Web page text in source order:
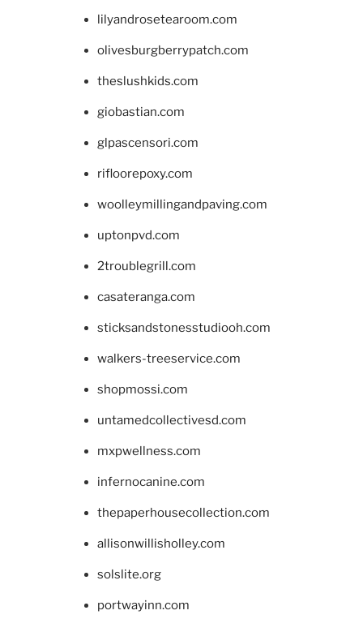
lilyandrosetearoom.com
olivesburgberrypatch.com
theslushkids.com
giobastian.com
glpascensori.com
rifloorepoxy.com
woolleymillingandpaving.com
uptonpvd.com
2troublegrill.com
casateranga.com
sticksandstonesstudiooh.com
walkers-treeservice.com
shopmossi.com
untamedcollectivesd.com
mxpwellness.com
infernocanine.com
thepaperhousecollection.com
allisonwillisholley.com
solslite.org
portwayinn.com